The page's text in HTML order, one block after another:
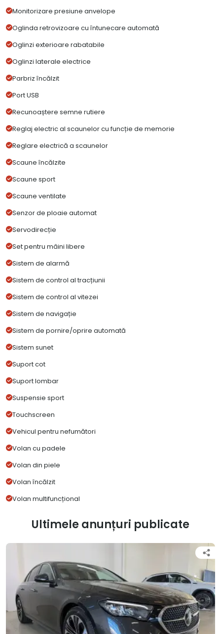
Monitorizare presiune anvelope
Oglinda retrovizoare cu întunecare automată
Oglinzi exterioare rabatabile
Oglinzi laterale electrice
Parbriz încălzit
Port USB
Recunoaștere semne rutiere
Reglaj electric al scaunelor cu funcție de memorie
Reglare electrică a scaunelor
Scaune încălzite
Scaune sport
Scaune ventilate
Senzor de ploaie automat
Servodirecție
Set pentru mâini libere
Sistem de alarmă
Sistem de control al tracțiunii
Sistem de control al vitezei
Sistem de navigație
Sistem de pornire/oprire automată
Sistem sunet
Suport cot
Suport lombar
Suspensie sport
Touchscreen
Vehicul pentru nefumători
Volan cu padele
Volan din piele
Volan încălzit
Volan multifuncțional
Ultimele anunțuri publicate